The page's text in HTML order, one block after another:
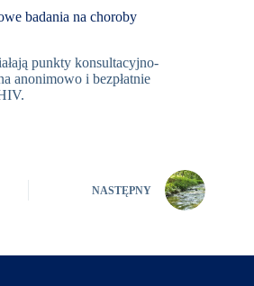
badania na choroby
punkty konsultacyjno-
anonimowo i bezpłatnie
NASTĘPNY